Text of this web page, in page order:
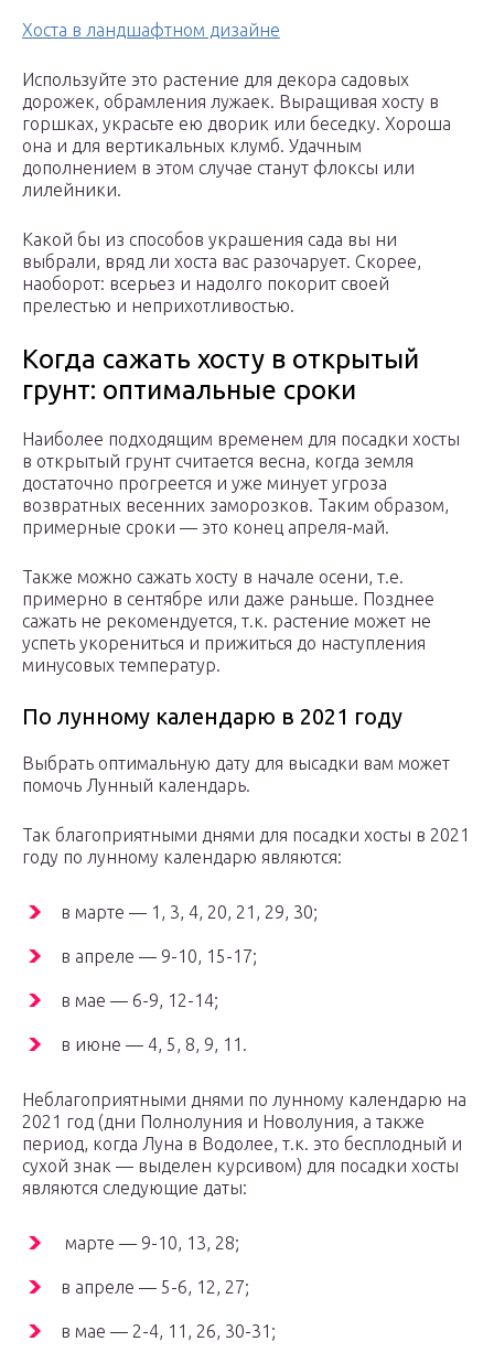
Хоста в ландшафтном дизайне
Используйте это растение для декора садовых
дорожек, обрамления лужаек. Выращивая хосту в
горшках, украсьте ею дворик или беседку. Хороша
она и для вертикальных клумб. Удачным
дополнением в этом случае станут флоксы или
лилейники.
Какой бы из способов украшения сада вы ни
выбрали, вряд ли хоста вас разочарует. Скорее,
наоборот: всерьез и надолго покорит своей
прелестью и неприхотливостью.
Когда сажать хосту в открытый
грунт: оптимальные сроки
Наиболее подходящим временем для посадки хосты
в открытый грунт считается весна, когда земля
достаточно прогреется и уже минует угроза
возвратных весенних заморозков. Таким образом,
примерные сроки — это конец апреля-май.
Также можно сажать хосту в начале осени, т.е.
примерно в сентябре или даже раньше. Позднее
сажать не рекомендуется, т.к. растение может не
успеть укорениться и прижиться до наступления
минусовых температур.
По лунному календарю в 2021 году
Выбрать оптимальную дату для высадки вам может
помочь Лунный календарь.
Так благоприятными днями для посадки хосты в 2021
году по лунному календарю являются:
в марте — 1, 3, 4, 20, 21, 29, 30;
в апреле — 9-10, 15-17;
в мае — 6-9, 12-14;
в июне — 4, 5, 8, 9, 11.
Неблагоприятными днями по лунному календарю на
2021 год (дни Полнолуния и Новолуния, а также
период, когда Луна в Водолее, т.к. это бесплодный и
сухой знак — выделен курсивом) для посадки хосты
являются следующие даты:
марте — 9-10, 13, 28;
в апреле — 5-6, 12, 27;
в мае — 2-4, 11, 26, 30-31;